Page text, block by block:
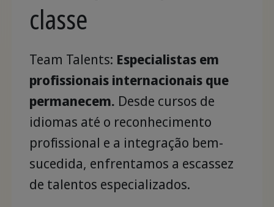
classe
Team Talents: Especialistas em
profissionais internacionais que
permanecem. Desde cursos de
idiomas até o reconhecimento
profissional e a integração bem-
sucedida, enfrentamos a escassez
de talentos especializados.